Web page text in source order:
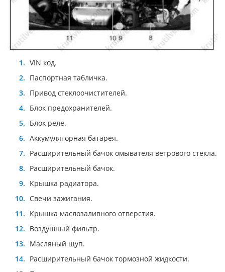
VIN код.
Паспортная табличка.
Привод стеклоочистителей.
Блок предохранителей.
Блок реле.
Аккумуляторная батарея.
Расширительный бачок омывателя ветрового стекла.
Расширительный бачок.
Крышка радиатора.
Свечи зажигания.
Крышка маслозаливного отверстия.
Воздушный фильтр.
Масляный щуп.
Расширительный бачок тормозной жидкости.